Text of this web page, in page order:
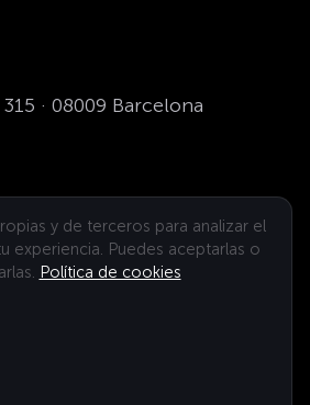
· 08009 Barcelona
y de terceros para analizar el
experiencia. Puedes aceptarlas o
Política de cookies